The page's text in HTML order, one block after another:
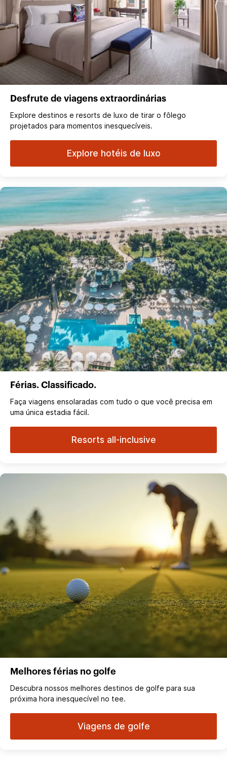
Desfrute de viagens extraordinárias
Explore destinos e resorts de luxo de tirar o fôlego
projetados para momentos inesquecíveis.
Explore hotéis de luxo
Férias. Classificado.
Faça viagens ensolaradas com tudo o que você precisa em
uma única estadia fácil.
Resorts all-inclusive
Melhores férias no golfe
Descubra nossos melhores destinos de golfe para sua
próxima hora inesquecível no tee.
Viagens de golfe